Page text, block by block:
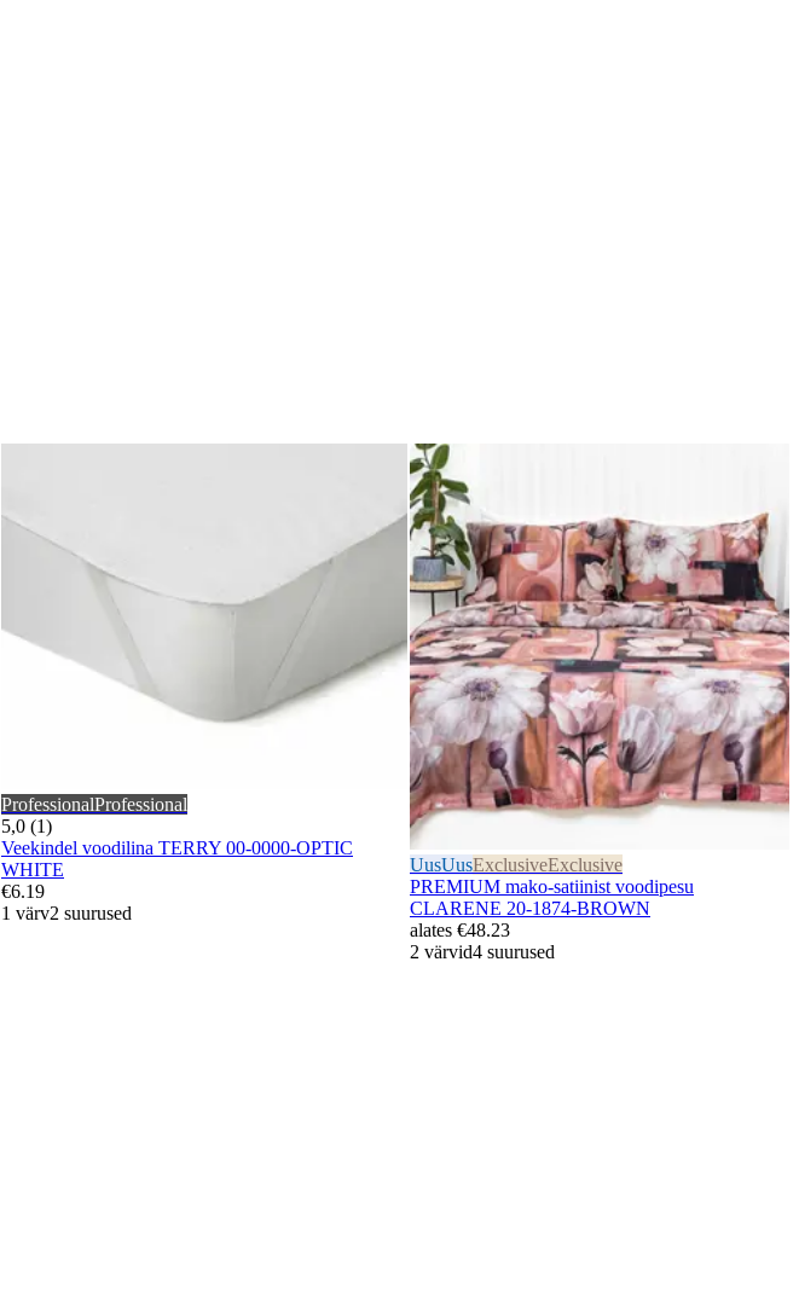
ProfessionalProfessional
5,0 (1)
Veekindel voodilina TERRY 00-0000-OPTIC
WHITE
€6.19
1 värv2 suurused
UusUusExclusiveExclusive
PREMIUM mako-satiinist voodipesu
CLARENE 20-1874-BROWN
alates €48.23
2 värvid4 suurused